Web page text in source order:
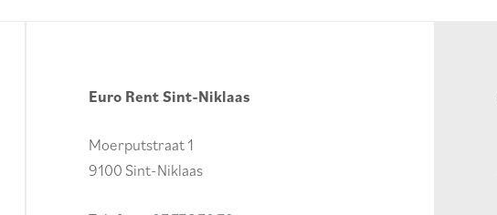
Euro Rent Sint-Niklaas
Moerputstraat 1
9100 Sint-Niklaas